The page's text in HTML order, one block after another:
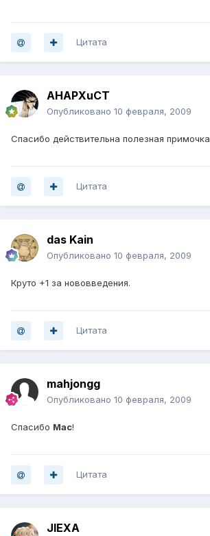
Цитата
AHAPXuCT
Опубликовано 10 февраля, 2009
Спасибо действительна полезная примочка
Цитата
das Kain
Опубликовано 10 февраля, 2009
Круто +1 за нововведения.
Цитата
mahjongg
Опубликовано 10 февраля, 2009
Спасибо Mac!
Цитата
JIEXA